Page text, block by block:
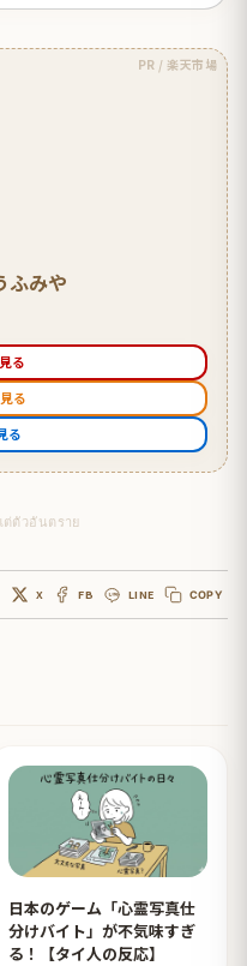
PR / 楽天市場
ふみや
る
る
る
ต่ตัวอันตราย
X FB LINE COPY
日本のゲーム「心霊写真仕
分けバイト」が不気味すぎ
る！【タイ人の反応】